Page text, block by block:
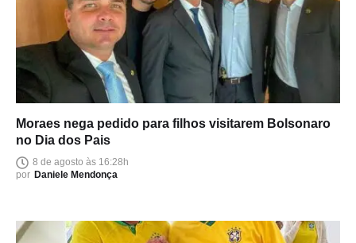
Moraes nega pedido para filhos visitarem Bolsonaro
no Dia dos Pais
8 de agosto às 16:28h
por Daniele Mendonça